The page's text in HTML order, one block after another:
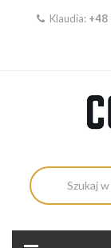
Klaudia: +48